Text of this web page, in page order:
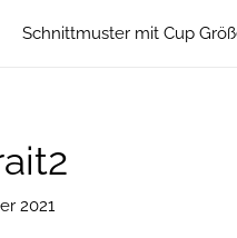
Schnittmuster mit Cup
2021